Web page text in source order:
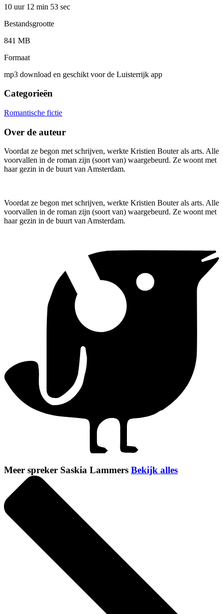
10 uur 12 min 53 sec
Bestandsgrootte
841 MB
Formaat
mp3 download en geschikt voor de Luisterrijk app
Categorieën
Romantische fictie
Over de auteur
Voordat ze begon met schrijven, werkte Kristien Bouter als arts. Alle
voorvallen in de roman zijn (soort van) waargebeurd. Ze woont met
haar gezin in de buurt van Amsterdam.
Voordat ze begon met schrijven, werkte Kristien Bouter als arts. Alle
voorvallen in de roman zijn (soort van) waargebeurd. Ze woont met
haar gezin in de buurt van Amsterdam.
Meer spreker Saskia Lammers Bekijk alles